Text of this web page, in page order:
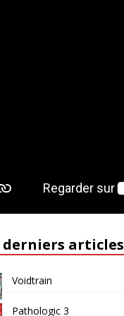
derniers articles
Voidtrain
Pathologic 3